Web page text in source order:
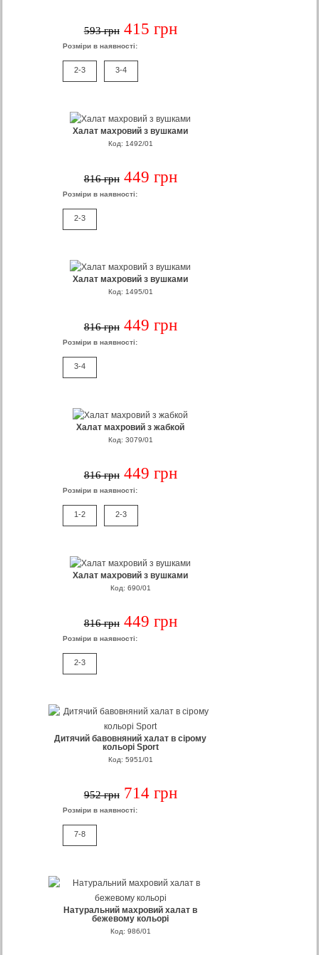
593 грн 415 грн
Розміри в наявності:
2-3 3-4
Халат махровий з вушками
Код: 1492/01
816 грн 449 грн
Розміри в наявності:
2-3
Халат махровий з вушками
Код: 1495/01
816 грн 449 грн
Розміри в наявності:
3-4
Халат махровий з жабкой
Код: 3079/01
816 грн 449 грн
Розміри в наявності:
1-2 2-3
Халат махровий з вушками
Код: 690/01
816 грн 449 грн
Розміри в наявності:
2-3
Дитячий бавовняний халат в сірому
кольорі Sport
Код: 5951/01
952 грн 714 грн
Розміри в наявності:
7-8
Натуральний махровий халат в
бежевому кольорі
Код: 986/01